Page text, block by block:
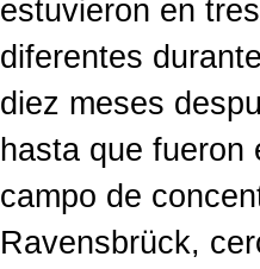
estuvieron en
diferentes
diez meses
hasta que fueron
campo de
Ravensbrück,